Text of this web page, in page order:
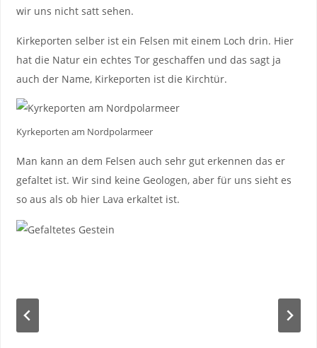
wir uns nicht satt sehen.
Kirkeporten selber ist ein Felsen mit einem Loch drin. Hier
hat die Natur ein echtes Tor geschaffen und das sagt ja
auch der Name, Kirkeporten ist die Kirchtür.
Kyrkeporten am Nordpolarmeer
Man kann an dem Felsen auch sehr gut erkennen das er
gefaltet ist. Wir sind keine Geologen, aber für uns sieht es
so aus als ob hier Lava erkaltet ist.